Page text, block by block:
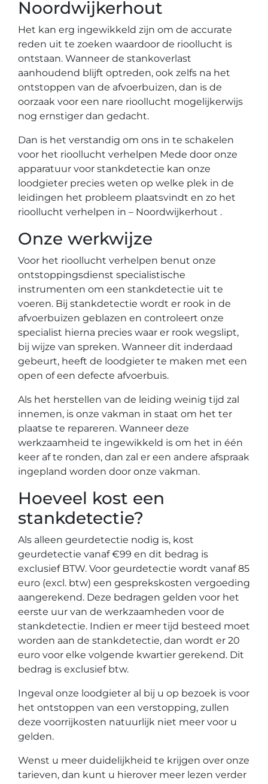
Noordwijkerhout
Het kan erg ingewikkeld zijn om de accurate
reden uit te zoeken waardoor de rioollucht is
ontstaan. Wanneer de stankoverlast
aanhoudend blijft optreden, ook zelfs na het
ontstoppen van de afvoerbuizen, dan is de
oorzaak voor een nare rioollucht mogelijkerwijs
nog ernstiger dan gedacht.
Dan is het verstandig om ons in te schakelen
voor het rioollucht verhelpen Mede door onze
apparatuur voor stankdetectie kan onze
loodgieter precies weten op welke plek in de
leidingen het probleem plaatsvindt en zo het
rioollucht verhelpen in – Noordwijkerhout .
Onze werkwijze
Voor het rioollucht verhelpen benut onze
ontstoppingsdienst specialistische
instrumenten om een stankdetectie uit te
voeren. Bij stankdetectie wordt er rook in de
afvoerbuizen geblazen en controleert onze
specialist hierna precies waar er rook wegslipt,
bij wijze van spreken. Wanneer dit inderdaad
gebeurt, heeft de loodgieter te maken met een
open of een defecte afvoerbuis.
Als het herstellen van de leiding weinig tijd zal
innemen, is onze vakman in staat om het ter
plaatse te repareren. Wanneer deze
werkzaamheid te ingewikkeld is om het in één
keer af te ronden, dan zal er een andere afspraak
ingepland worden door onze vakman.
Hoeveel kost een
stankdetectie?
Als alleen geurdetectie nodig is, kost
geurdetectie vanaf €99 en dit bedrag is
exclusief BTW. Voor geurdetectie wordt vanaf 85
euro (excl. btw) een gesprekskosten vergoeding
aangerekend. Deze bedragen gelden voor het
eerste uur van de werkzaamheden voor de
stankdetectie. Indien er meer tijd besteed moet
worden aan de stankdetectie, dan wordt er 20
euro voor elke volgende kwartier gerekend. Dit
bedrag is exclusief btw.
Ingeval onze loodgieter al bij u op bezoek is voor
het ontstoppen van een verstopping, zullen
deze voorrijkosten natuurlijk niet meer voor u
gelden.
Wenst u meer duidelijkheid te krijgen over onze
tarieven, dan kunt u hierover meer lezen verder